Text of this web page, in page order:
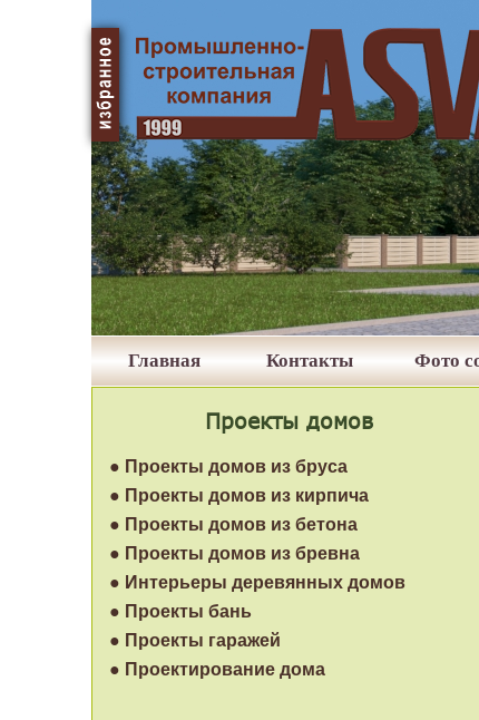
Главная Фото
Контакты
Проекты домов
● Проекты домов из бруса
● Проекты домов из кирпича
● Проекты домов из бетона
● Проекты домов из бревна
● Интерьеры деревянных домов
● Проекты бань
● Проекты гаражей
● Проектирование дома